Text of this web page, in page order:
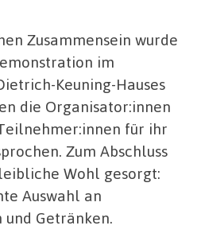
Zusammensein wurde
im
Keuning-Hauses
die Organisator:innen
für ihr
Zum Abschluss
Wohl gesorgt:
Auswahl an
und Getränken.